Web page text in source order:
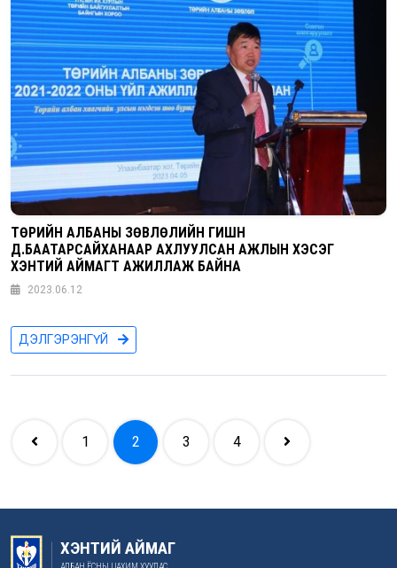
ТӨРИЙН АЛБАНЫ ЗӨВЛӨЛИЙН ГИШҮҮН
Д.БААТАРСАЙХАНААР АХЛУУЛСАН АЖЛЫН ХЭСЭГ
ХЭНТИЙ АЙМАГТ АЖИЛЛАЖ БАЙНА
2023.06.12
ДЭЛГЭРЭНГҮЙ
1 2 3 4
ХЭНТИЙ АЙМАГ